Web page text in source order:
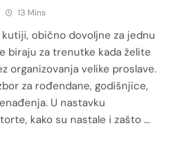
13 Mins
obično dovoljne za jednu
biraju za trenutke kada želite
organizovanja velike proslave.
za rođendane, godišnjice,
U nastavku
kako su nastale i zašto …